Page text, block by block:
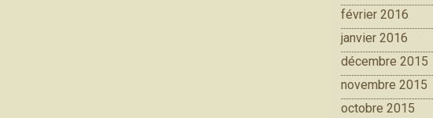
février 2016
janvier 2016
décembre 2015
novembre 2015
octobre 2015